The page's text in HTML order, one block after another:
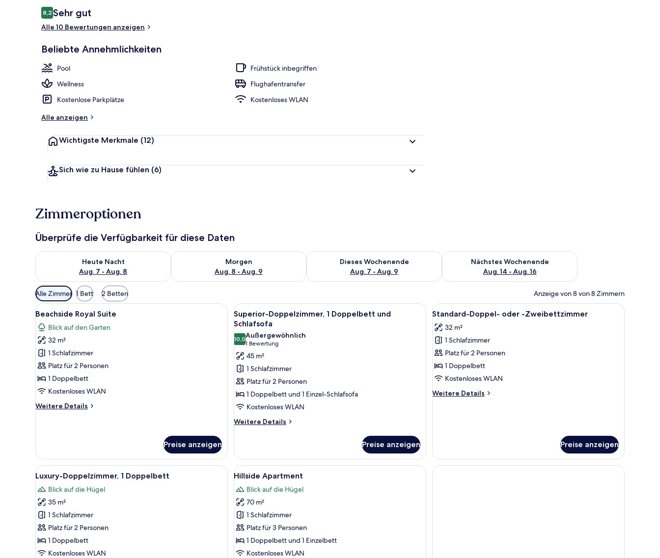
Bewertungen
8,28,2 von 10.
Sehr gut
Alle 10 Bewertungen anzeigen
Beliebte Annehmlichkeiten
Pool
Frühstück inbegriffen
Wellness
Flughafentransfer
Kostenlose Parkplätze
Kostenloses WLAN
Alle anzeigen
Wichtigste Merkmale (12)
Sich wie zu Hause fühlen (6)
Zimmeroptionen
Überprüfe die Verfügbarkeit für diese Daten
Heute Nacht
Aug. 7 - Aug. 8
Überprüfe die Verfügbarkeit für heute Nacht, Aug. 7 - Aug. 8.
Morgen
Aug. 8 - Aug. 9
Überprüfe die Verfügbarkeit für morgen, Aug. 8 - Aug. 9.
Dieses Wochenende
Aug. 7 - Aug. 9
Überprüfe die Verfügbarkeit für dieses Wochenende, Aug. 7 - Aug. 9.
Nächstes Wochenende
Aug. 14 - Aug. 16
Überprüfe die Verfügbarkeit für nächstes Wochenende, Aug.
Verfügbare
Filter
für
Zimmer
Alle Zimmer 1 Bett 2 Betten Anzeige von 8 von 8 Zimmern
Alle
Fotos
für
Beachside
Royal
Suite
anzeigen
Ein Zimmer mit zwei Betten, einem Deckenventilator und einem Fenster mit Vorhängen.
5
Beachside Royal Suite
Blick auf den Garten
32 m²
1 Schlafzimmer
Platz für 2 Personen
1 Doppelbett
Kostenloses WLAN
Weitere Details
Weitere
Preise anzeigen
Alle
Fotos
für
Superior-
Doppelzimmer,
1 Doppelbett
und
Schlafsofa
anzeigen
Ein Zimmer mit einem Bett, einer kleinen Bank, einem Deckenventilator und einem Vorhangfenster.
4
Superior-Doppelzimmer, 1 Doppelbett und
Schlafsofa
10,010,0 von 10
Außergewöhnlich
1 Bewertung
(1
Bewertung)
45 m²
1 Schlafzimmer
Platz für 2 Personen
1 Doppelbett und 1 Einzel-Schlafsofa
Kostenloses WLAN
Weitere Details
Weitere
Doppelzimmer,
1 Doppelbett
und
Schlafsofa
Preise anzeigen
Alle
Fotos
für
Standard-
Doppel-
oder
-
anzeigen
Ein Hotelzimmer mit einem Einzelbett,
4
Standard-Doppel- oder -Zweibettzimmer
32 m²
1 Schlafzimmer
Platz für 2 Personen
1 Doppelbett
Kostenloses WLAN
Weitere Details
Weitere
Zweibettzimmer
Preise anzeigen
Alle
Fotos
für
Luxury-
Doppelzimmer,
1
Doppelbett
anzeigen
Ein Schlafzimmer mit einem Bett, einem Nachttisch, einer Lampe, einem Fenster und Vorhängen.
3
Luxury-Doppelzimmer, 1 Doppelbett
Blick auf die Hügel
35 m²
1 Schlafzimmer
Platz für 2 Personen
1 Doppelbett
Kostenloses WLAN
Alle
Fotos
für
Hillside
Apartment
anzeigen
Ein geräumiges Wohnzimmer mit einem Holztisch, roten Sofas und Blick ins Grüne durch große Fenster.
5
Hillside Apartment
Blick auf die Hügel
70 m²
1 Schlafzimmer
Platz für 3 Personen
1 Doppelbett und 1 Einzelbett
Kostenloses WLAN